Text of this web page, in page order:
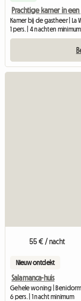
Prachtige kamer in
Kamer bij de gastheer | La
1 pers. | 4 nachten minimum
55 € / nacht
Nieuw ontdekt
Salamanca-huis
Gehele woning |
6 pers. | 1 nacht minimum